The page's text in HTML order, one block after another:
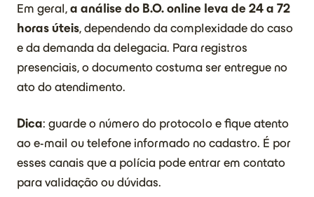
Em geral, a análise do B.O. online leva de 24 a 72
horas úteis, dependendo da complexidade do caso
e da demanda da delegacia. Para registros
presenciais, o documento costuma ser entregue no
ato do atendimento.
Dica: guarde o número do protocolo e fique atento
ao e-mail ou telefone informado no cadastro. É por
esses canais que a polícia pode entrar em contato
para validação ou dúvidas.